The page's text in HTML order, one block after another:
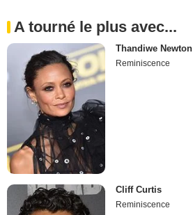
A tourné le plus avec...
Thandiwe Newton
Reminiscence
Cliff Curtis
Reminiscence